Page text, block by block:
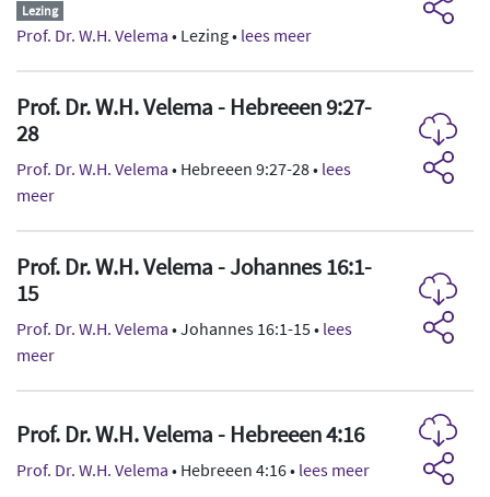
Lezing
Prof. Dr. W.H. Velema • Lezing • lees meer
Prof. Dr. W.H. Velema - Hebreeen 9:27-
28
Prof. Dr. W.H. Velema • Hebreeen 9:27-28 • lees
meer
Prof. Dr. W.H. Velema - Johannes 16:1-
15
Prof. Dr. W.H. Velema • Johannes 16:1-15 • lees
meer
Prof. Dr. W.H. Velema - Hebreeen 4:16
Prof. Dr. W.H. Velema • Hebreeen 4:16 • lees meer